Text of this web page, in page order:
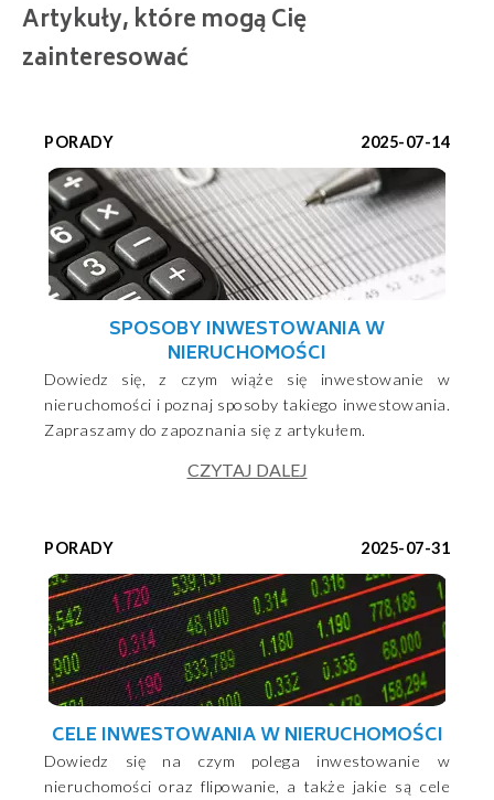
Artykuły, które mogą Cię
zainteresować
PORADY 2025-07-14
SPOSOBY INWESTOWANIA W
NIERUCHOMOŚCI
Dowiedz się, z czym wiąże się inwestowanie w
nieruchomości i poznaj sposoby takiego inwestowania.
Zapraszamy do zapoznania się z artykułem.
CZYTAJ DALEJ
PORADY 2025-07-31
CELE INWESTOWANIA W NIERUCHOMOŚCI
Dowiedz się na czym polega inwestowanie w
nieruchomości oraz flipowanie, a także jakie są cele